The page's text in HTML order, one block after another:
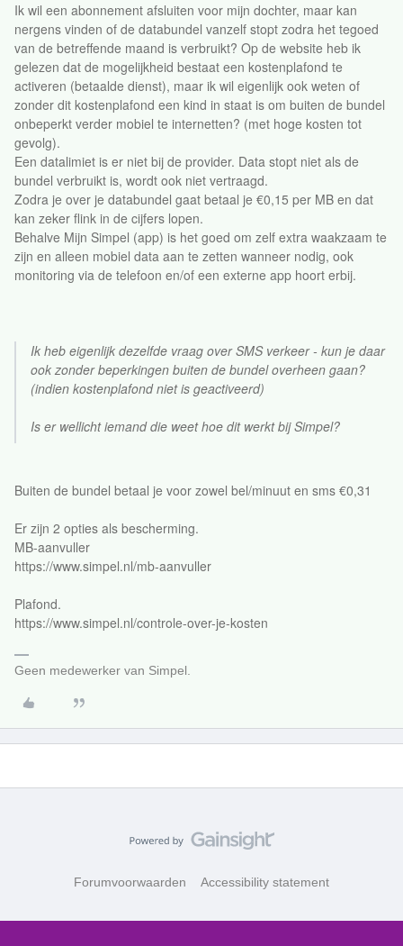
Ik wil een abonnement afsluiten voor mijn dochter, maar kan
nergens vinden of de databundel vanzelf stopt zodra het tegoed
van de betreffende maand is verbruikt? Op de website heb ik
gelezen dat de mogelijkheid bestaat een kostenplafond te
activeren (betaalde dienst), maar ik wil eigenlijk ook weten of
zonder dit kostenplafond een kind in staat is om buiten de bundel
onbeperkt verder mobiel te internetten? (met hoge kosten tot
gevolg).
Een datalimiet is er niet bij de provider. Data stopt niet als de
bundel verbruikt is, wordt ook niet vertraagd.
Zodra je over je databundel gaat betaal je €0,15 per MB en dat
kan zeker flink in de cijfers lopen.
Behalve Mijn Simpel (app) is het goed om zelf extra waakzaam te
zijn en alleen mobiel data aan te zetten wanneer nodig, ook
monitoring via de telefoon en/of een externe app hoort erbij.
Ik heb eigenlijk dezelfde vraag over SMS verkeer - kun je daar
ook zonder beperkingen buiten de bundel overheen gaan?
(indien kostenplafond niet is geactiveerd)
Is er wellicht iemand die weet hoe dit werkt bij Simpel?
Buiten de bundel betaal je voor zowel bel/minuut en sms €0,31
Er zijn 2 opties als bescherming.
MB-aanvuller
https://www.simpel.nl/mb-aanvuller
Plafond.
https://www.simpel.nl/controle-over-je-kosten
Geen medewerker van Simpel.
Forumvoorwaarden Accessibility statement